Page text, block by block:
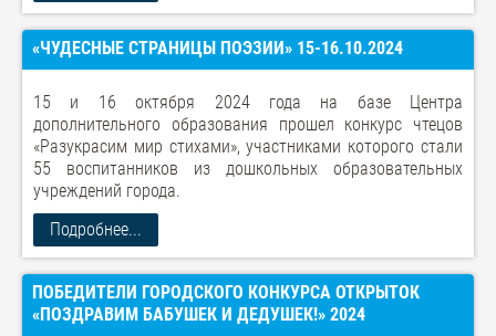
«ЧУДЕСНЫЕ СТРАНИЦЫ ПОЭЗИИ» 15-16.10.2024
15 и 16 октября 2024 года на базе Центра
дополнительного образования прошел конкурс чтецов
«Разукрасим мир стихами», участниками которого стали
55 воспитанников из дошкольных образовательных
учреждений города.
Подробнее...
ПОБЕДИТЕЛИ ГОРОДСКОГО КОНКУРСА ОТКРЫТОК
«ПОЗДРАВИМ БАБУШЕК И ДЕДУШЕК!» 2024